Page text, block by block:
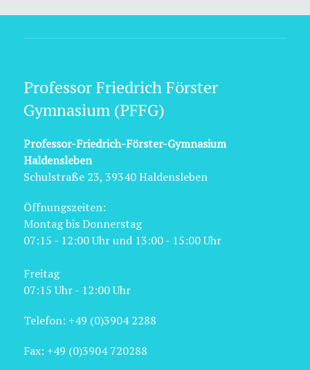
Professor Friedrich Förster
Gymnasium (PFFG)
Professor-Friedrich-Förster-Gymnasium
Haldensleben
Schulstraße 23, 39340 Haldensleben
Öffnungszeiten:
Montag bis Donnerstag
07:15 - 12:00 Uhr und 13:00 - 15:00 Uhr
Freitag
07:15 Uhr - 12:00 Uhr
Telefon: +49 (0)3904 2288
Fax: +49 (0)3904 720288